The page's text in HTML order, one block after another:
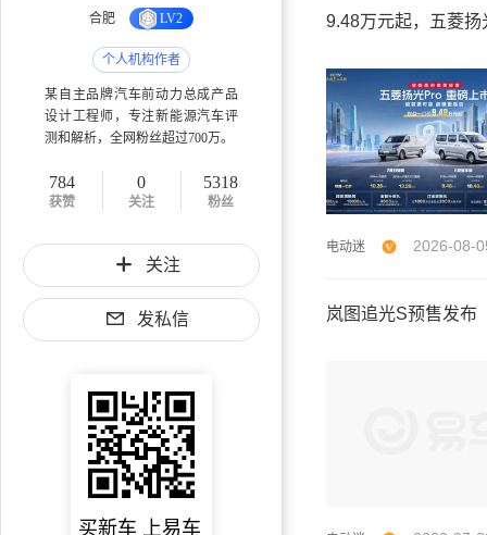
合肥 LV2
个人机构作者
某自主品牌汽车前动力总成产品
设计工程师，专注新能源汽车评
测和解析，全网粉丝超过700万。
784
获赞
0
关注
5318
粉丝
关注
发私信
买新车 上易车
9.48万元起，五菱
电动迷 2026-08-
岚图追光S预售发布